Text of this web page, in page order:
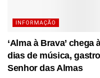
INFORMAÇÃO
‘Alma à Brava’
dias de música,
Senhor das Almas